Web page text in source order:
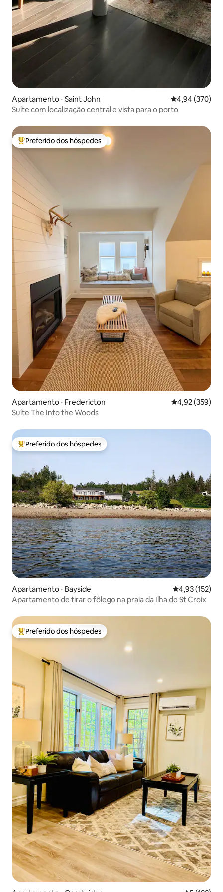
Apartamento ⋅ Saint John 4,94 de uma
4,94 (370)
Suíte com localização central e vista para o porto
Entre os melhores preferidos dos hóspedes
Preferido dos hóspedes
Apartamento ⋅ Fredericton 4,92 de uma
4,92 (359)
Suíte The Into the Woods
Entre os melhores preferidos dos hóspedes
Preferido dos hóspedes
Apartamento ⋅ Bayside 4,93 de uma
4,93 (152)
Apartamento de tirar o fôlego na praia da Ilha de St Croix
Entre os melhores preferidos dos hóspedes
Preferido dos hóspedes